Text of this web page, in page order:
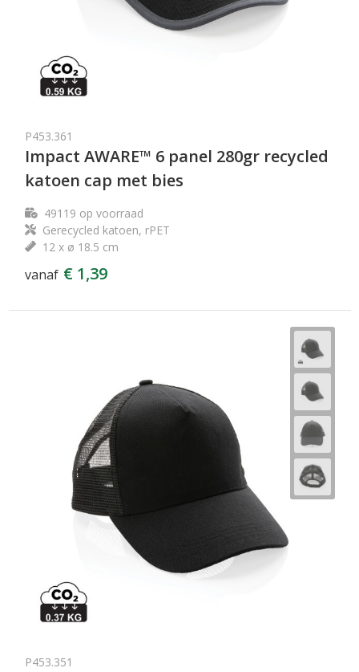
P453.361
Impact AWARE™ 6 panel 280gr recycled
katoen cap met bies
49119 op voorraad
Gerecycled katoen, rPET
12 x ø 18.5 cm
vanaf € 1,39
P453.351